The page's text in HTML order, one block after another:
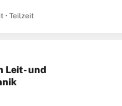
Voll- oder
Arbeitgeber, dem es nicht
· Teilzeit
Leit- und